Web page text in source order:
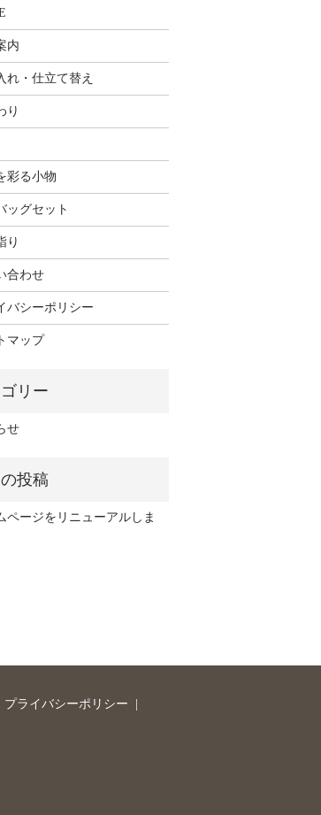
内
れ・仕立て替え
り
彩る小物
ッグセット
り
合わせ
バシーポリシー
マップ
せ
ページをリニューアルしま
プライバシーポリシー